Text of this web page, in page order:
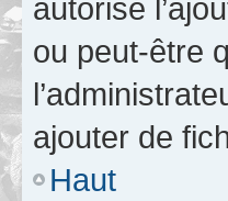
autorisé
ou peut-être
ajouter de
Haut